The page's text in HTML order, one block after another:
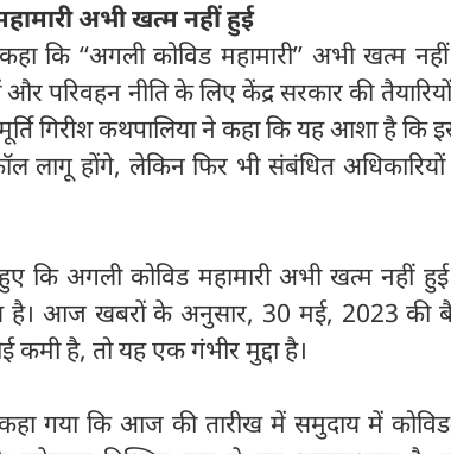
अभी खत्म नहीं हुई
कि ‘‘अगली कोविड महामारी’’ अभी खत्म
परिवहन नीति के लिए केंद्र सरकार की
गिरीश कथपालिया ने कहा कि यह आशा है कि
लागू होंगे, लेकिन फिर भी संबंधित
कि अगली कोविड महामारी अभी खत्म नहीं
है। आज खबरों के अनुसार, 30 मई, 2023 की
है, तो यह एक गंभीर मुद्दा है।
गया कि आज की तारीख में समुदाय में